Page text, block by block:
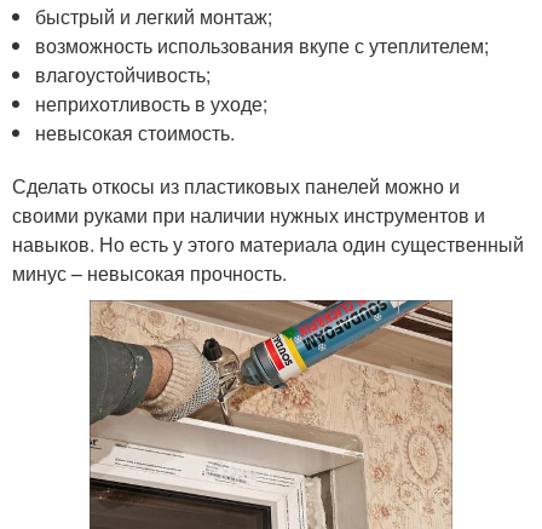
быстрый и легкий монтаж;
возможность использования вкупе с утеплителем;
влагоустойчивость;
неприхотливость в уходе;
невысокая стоимость.
Сделать откосы из пластиковых панелей можно и
своими руками при наличии нужных инструментов и
навыков. Но есть у этого материала один существенный
минус – невысокая прочность.